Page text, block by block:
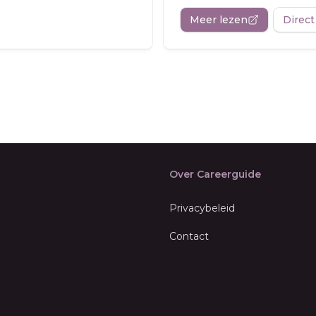
Meer lezen
Over Careerguide
Privacybeleid
Contact